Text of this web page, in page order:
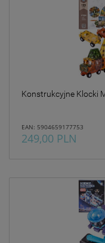
Konstrukcyjne Klocki
EAN: 5904659177753
249,00 PLN